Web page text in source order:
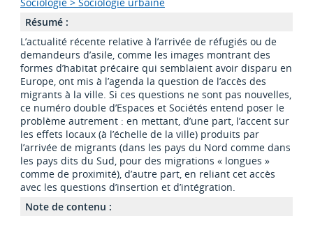
Résumé :
L’actualité récente relative à l’arrivée de réfugiés ou de
demandeurs d’asile, comme les images montrant des
formes d’habitat précaire qui semblaient avoir disparu en
Europe, ont mis à l’agenda la question de l’accès des
migrants à la ville. Si ces questions ne sont pas nouvelles,
ce numéro double d’Espaces et Sociétés entend poser le
problème autrement : en mettant, d’une part, l’accent sur
les effets locaux (à l’échelle de la ville) produits par
l’arrivée de migrants (dans les pays du Nord comme dans
les pays dits du Sud, pour des migrations « longues »
comme de proximité), d’autre part, en reliant cet accès
avec les questions d’insertion et d’intégration.
Note de contenu :